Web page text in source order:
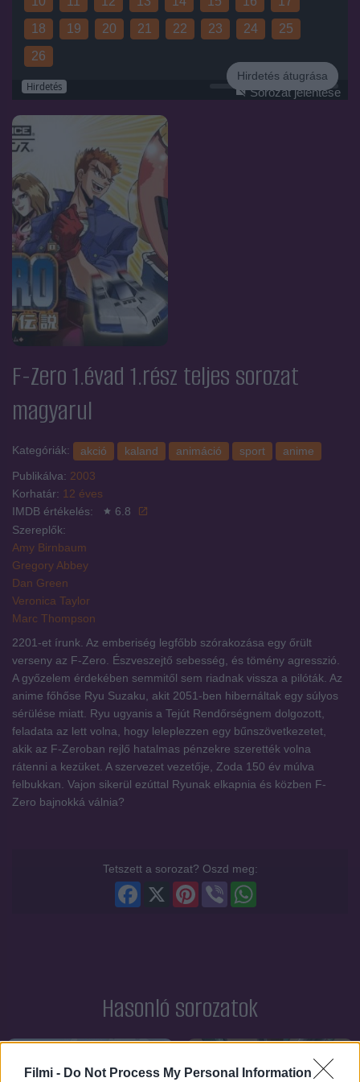
Filmi - Do Not Process My Personal Information
Hirdetés
Hirdetés átugrása
18
19 20 21 22 23 24
25
26
Sorozat jelentése
F-Zero 1.évad 1.rész teljes sorozat
magyarul
Kategóriák: akció kaland animáció sport
anime
Publikálva: 2003
Korhatár: 12 éves
IMDB értékelés:
6.8
Szereplők:
Amy Birnbaum
Gregory Abbey
Dan Green
Veronica Taylor
Marc Thompson
2201-et írunk. Az emberiség legfőbb szórakozása egy őrült
verseny az F-Zero. Észveszejtő sebesség, és tömény agresszió.
A győzelem érdekében semmitől sem riadnak vissza a pilóták. Az
anime főhőse Ryu Suzaku, akit 2051-ben hibernáltak egy súlyos
sérülése miatt. Ryu ugyanis a Tejút Rendőrségnem dolgozott,
feladata az lett volna, hogy leleplezzen egy bűnszövetkezetet,
akik az F-Zeroban rejlő hatalmas pénzekre szerették volna
rátenni a kezüket. A szervezet vezetője, Zoda 150 év múlva
felbukkan. Vajon sikerül ezúttal Ryunak elkapnia és közben F-
Zero bajnokká válnia?
Tetszett a sorozat? Oszd meg:
Viber
Pinterest
Facebook
Hasonló sorozatok